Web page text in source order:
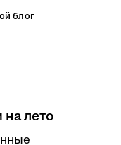
блог
лето